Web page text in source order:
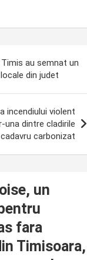
Timis au semnat un
din judet
incendiului violent
una dintre cladirile
carbonizat
un
fara
Timisoara,